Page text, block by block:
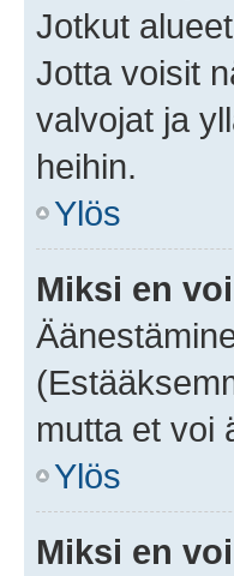
Jotkut
Jotta voisit
valvojat ja
heihin.
Ylös
Miksi en
mutta et voi
Ylös
Miksi en